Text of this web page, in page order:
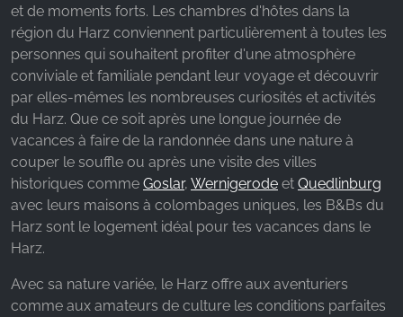
et de moments forts. Les chambres d'hôtes dans la
région du Harz conviennent particulièrement à toutes les
personnes qui souhaitent profiter d'une atmosphère
conviviale et familiale pendant leur voyage et découvrir
par elles-mêmes les nombreuses curiosités et activités
du Harz. Que ce soit après une longue journée de
vacances à faire de la randonnée dans une nature à
couper le souffle ou après une visite des villes
historiques comme Goslar, Wernigerode et Quedlinburg
avec leurs maisons à colombages uniques, les B&Bs du
Harz sont le logement idéal pour tes vacances dans le
Harz.
Avec sa nature variée, le Harz offre aux aventuriers
comme aux amateurs de culture les conditions parfaites
Name:
_fbp, fr, _fbq, fbq
Provider:
Facebook Ireland Ltd.
Purpose:
Mesure de la publicité et marketing
Cookie duration:
3 mois - 1 an
STATISTIQUES
Les cookies statistiques collectent des